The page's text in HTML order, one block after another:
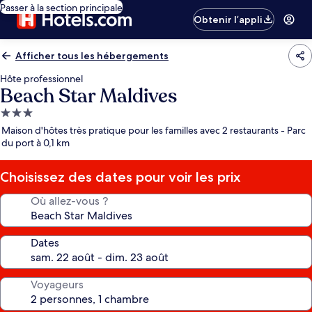
Passer à la section principale
Obtenir l’appli
Afficher tous les hébergements
Hôte professionnel
Beach Star Maldives
Hébergement
3.0 étoiles
Maison d'hôtes très pratique pour les familles avec 2 restaurants - Parc
du port à 0,1 km
Choisissez des dates pour voir les prix
Où allez-vous ?
Dates
Voyageurs